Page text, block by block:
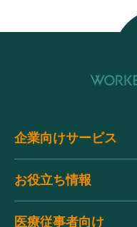
企業向けサービス
お役立ち情報
医療従事者向け